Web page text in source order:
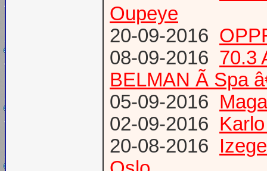
Oupeye
20-09-2016
08-09-2016 70.3
BELMAN Ã Spa
05-09-2016
02-09-2016
20-08-2016